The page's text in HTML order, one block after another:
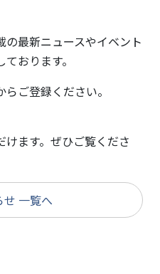
最新ニュースやイベント
おります。
ご登録ください。
ます。ぜひご覧くださ
せ 一覧へ